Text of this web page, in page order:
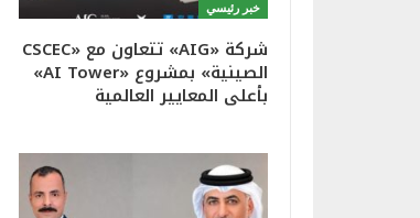
خبر رئيسي
شركة «AIG» تتعاون مع «CSCEC
الصينية» بمشروع «AI Tower»
بأعلى المعايير العالمية